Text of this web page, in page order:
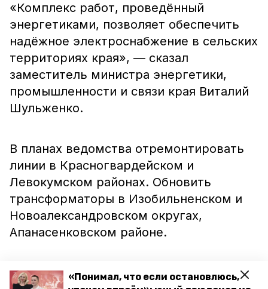
«Понимал, что если остановлюсь,
«Комплекс работ, проведённый
энергетиками, позволяет обеспечить
надёжное электроснабжение в сельских
территориях края», — сказал
заместитель министра энергетики,
промышленности и связи края Виталий
Шульженко.
В планах ведомства отремонтировать
линии в Красногвардейском и
Левокумском районах. Обновить
трансформаторы в Изобильненском и
Новоалександровском округах,
Апанасенковском районе.
Ранее стало известно, что воздушную